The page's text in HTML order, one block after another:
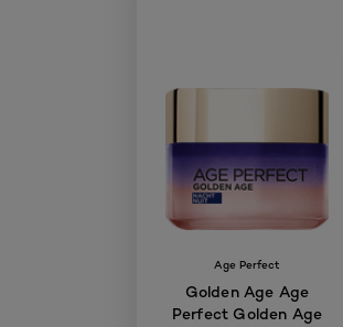
Age Perfect
Golden Age Age
Perfect Golden Age